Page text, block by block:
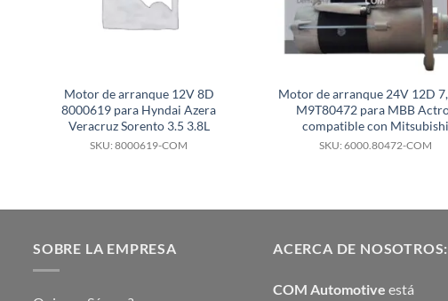
Motor de arranque 12V 8D
8000619 para Hyndai Azera
Veracruz Sorento 3.5 3.8L
SKU: 8000619-COM
Motor de arranque 24V 12D
M9T80472 para MBB
compatible con Mitsubishi
SKU: 6000.80472-COM
SOBRE LA EMPRESA ACERCA DE NOSOTROS:
COM Automotive está